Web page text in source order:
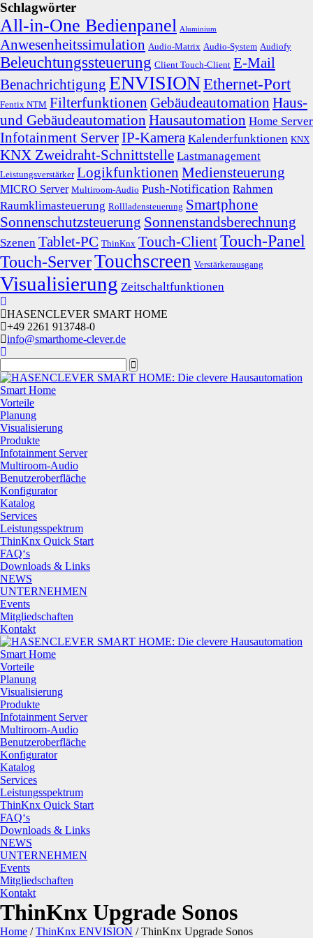
Schlagwörter
All-in-One Bedienpanel Aluminium
Anwesenheitssimulation Audio-Matrix Audio-System Audiofy
Beleuchtungssteuerung Client Touch-Client E-Mail
Benachrichtigung ENVISIONEthernet-Port
Fentix NTM Filterfunktionen Gebäudeautomation Haus-
und Gebäudeautomation Hausautomation Home Server
Infotainment ServerIP-Kamera Kalenderfunktionen KNX
KNX Zweidraht-Schnittstelle Lastmanagement
Leistungsverstärker Logikfunktionen Mediensteuerung
MICRO Server Multiroom-Audio Push-Notification Rahmen
Raumklimasteuerung Rollladensteuerung Smartphone
Sonnenschutzsteuerung Sonnenstandsberechnung
Szenen Tablet-PC ThinKnx Touch-ClientTouch-Panel
Touch-ServerTouchscreen Verstärkerausgang
Visualisierung Zeitschaltfunktionen
HASENCLEVER SMART HOME
+49 2261 913748-0
info@smarthome-clever.de
Smart Home
Vorteile
Planung
Visualisierung
Produkte
Infotainment Server
Multiroom-Audio
Benutzeroberfläche
Konfigurator
Katalog
Services
Leistungsspektrum
ThinKnx Quick Start
FAQ‘s
Downloads & Links
NEWS
UNTERNEHMEN
Events
Mitgliedschaften
Kontakt
Smart Home
Vorteile
Planung
Visualisierung
Produkte
Infotainment Server
Multiroom-Audio
Benutzeroberfläche
Konfigurator
Katalog
Services
Leistungsspektrum
ThinKnx Quick Start
FAQ‘s
Downloads & Links
NEWS
UNTERNEHMEN
Events
Mitgliedschaften
Kontakt
ThinKnx Upgrade Sonos
Home /ThinKnx ENVISION /ThinKnx Upgrade Sonos